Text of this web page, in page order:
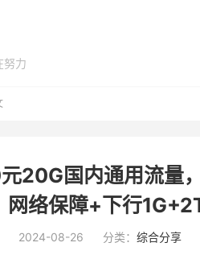
努力
20G国内通用流量
网络保障+下行
2024-08-26 分类： 综合分享